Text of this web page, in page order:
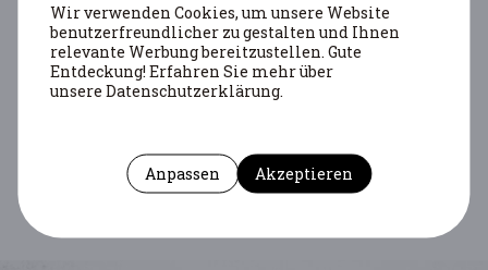
Wir verwenden Cookies, um unsere Website
benutzerfreundlicher zu gestalten und Ihnen
relevante Werbung bereitzustellen. Gute
Entdeckung! Erfahren Sie mehr über
unsere Datenschutzerklärung.
Anpassen Akzeptieren